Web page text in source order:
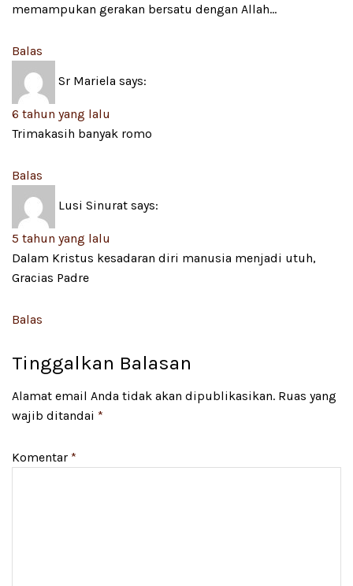
memampukan gerakan bersatu dengan Allah…
Balas
Sr Mariela says:
6 tahun yang lalu
Trimakasih banyak romo
Balas
Lusi Sinurat says:
5 tahun yang lalu
Dalam Kristus kesadaran diri manusia menjadi utuh,
Gracias Padre
Balas
Tinggalkan Balasan
Alamat email Anda tidak akan dipublikasikan. Ruas yang
wajib ditandai *
Komentar *